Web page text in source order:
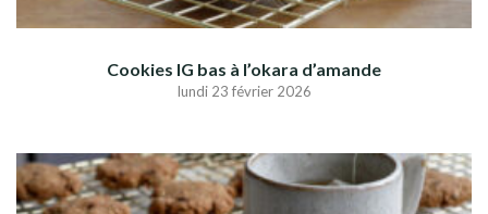
Cookies IG bas à l’okara d’amande
lundi 23 février 2026